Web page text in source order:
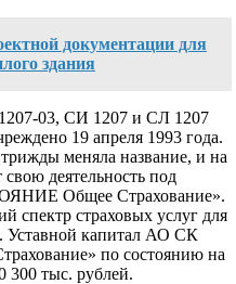
документации для
здания
03, СИ 1207 и СЛ 1207
19 апреля 1993 года.
меняла название, и на
деятельность под
Общее Страхование».
спектр страховых услуг для
Уставной капитал АО СК
по состоянию на
300 тыс. рублей.